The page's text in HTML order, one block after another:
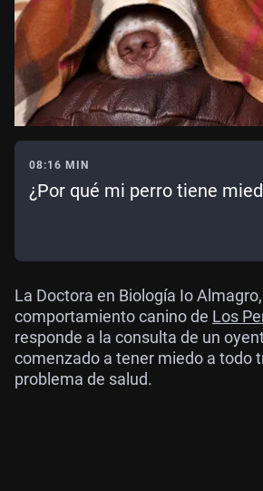
08:16 MIN
¿Por qué mi perro tiene
La Doctora en Biología Io
comportamiento canino de Los
responde a la consulta de un
comenzado a tener miedo a todo
problema de salud.